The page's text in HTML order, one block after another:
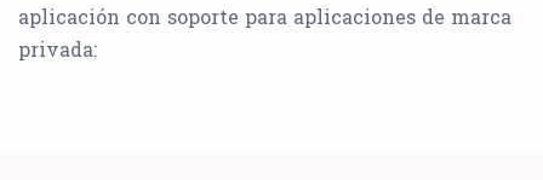
aplicación con soporte para aplicaciones de marca
privada: